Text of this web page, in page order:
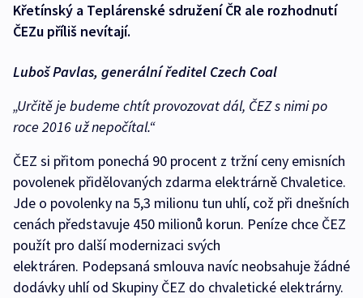
Křetínský a Teplárenské sdružení ČR ale rozhodnutí
ČEZu příliš nevítají.
Luboš Pavlas, generální ředitel Czech Coal
„Určitě je budeme chtít provozovat dál, ČEZ s nimi po
roce 2016 už nepočítal.“
ČEZ si přitom ponechá 90 procent z tržní ceny emisních
povolenek přidělovaných zdarma elektrárně Chvaletice.
Jde o povolenky na 5,3 milionu tun uhlí, což při dnešních
cenách představuje 450 milionů korun. Peníze chce ČEZ
použít pro další modernizaci svých
elektráren. Podepsaná smlouva navíc neobsahuje žádné
dodávky uhlí od Skupiny ČEZ do chvaletické elektrárny.